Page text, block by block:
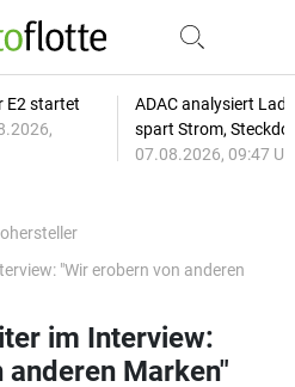
E2 startet
ADAC analysiert
spart Strom,
07.08.2026, 09:47
"Wir erobern von anderen
im Interview:
Marken"